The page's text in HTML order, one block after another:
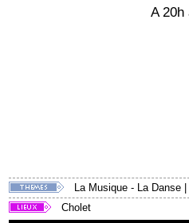
A 20h
La Musique - La Danse
Cholet